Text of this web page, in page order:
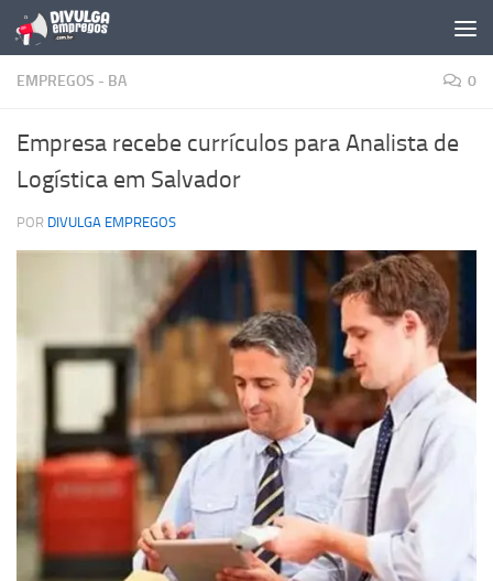
Skip to content
EMPREGOS - BA 0
Empresa recebe currículos para Analista de
Logística em Salvador
POR DIVULGA EMPREGOS